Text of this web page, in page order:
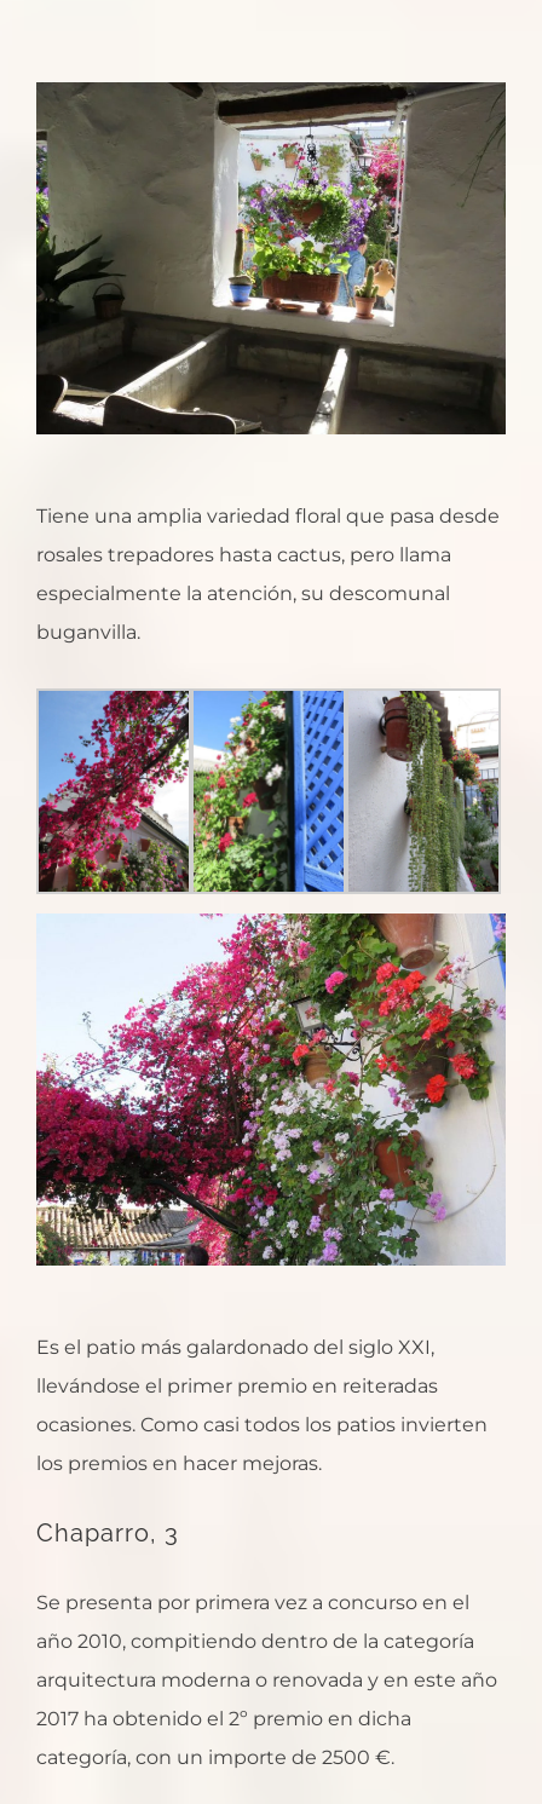
Tiene una amplia variedad floral que pasa desde
rosales trepadores hasta cactus, pero llama
especialmente la atención, su descomunal
buganvilla.
Es el patio más galardonado del siglo XXI,
llevándose el primer premio en reiteradas
ocasiones. Como casi todos los patios invierten
los premios en hacer mejoras.
Chaparro, 3
Se presenta por primera vez a concurso en el
año 2010, compitiendo dentro de la categoría
arquitectura moderna o renovada y en este año
2017 ha obtenido el 2º premio en dicha
categoría, con un importe de 2500 €.